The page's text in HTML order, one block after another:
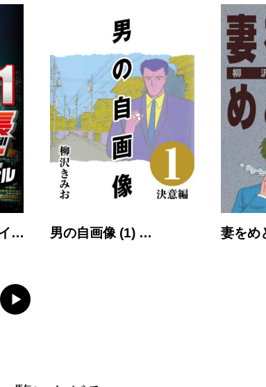
… 男の自画像 (1) … 妻をめ